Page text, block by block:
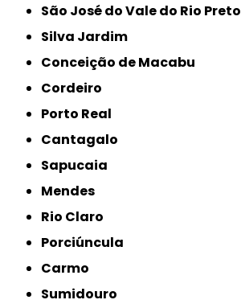
São José do Vale do Rio Preto
Silva Jardim
Conceição de Macabu
Cordeiro
Porto Real
Cantagalo
Sapucaia
Mendes
Rio Claro
Porciúncula
Carmo
Sumidouro